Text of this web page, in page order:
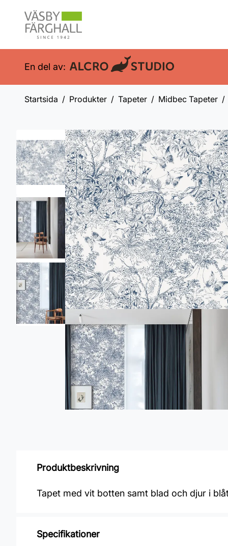
En del av:
Startsida Produkter Tapeter Midbec Tapeter
Produktbeskrivning
Tapet med vit botten samt blad och djur i
Specifikationer